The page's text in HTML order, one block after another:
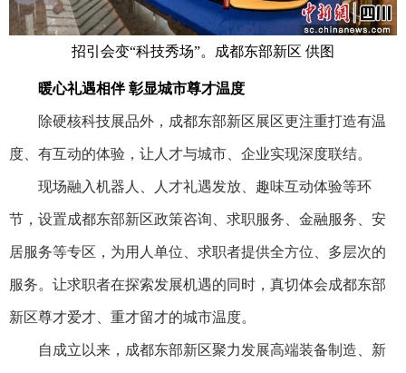
招引会变“科技秀场”。成都东部新区 供图
暖心礼遇相伴 彰显城市尊才温度
除硬核科技展品外，成都东部新区展区更注重打造有温
度、有互动的体验，让人才与城市、企业实现深度联结。
现场融入机器人、人才礼遇发放、趣味互动体验等环
节，设置成都东部新区政策咨询、求职服务、金融服务、安
居服务等专区，为用人单位、求职者提供全方位、多层次的
服务。让求职者在探索发展机遇的同时，真切体会成都东部
新区尊才爱才、重才留才的城市温度。
自成立以来，成都东部新区聚力发展高端装备制造、新